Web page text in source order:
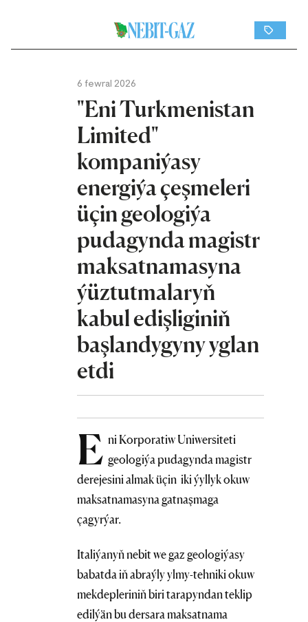
6 fewral 2026
"Eni Turkmenistan
Limited"
kompaniýasy
energiýa çeşmeleri
üçin geologiýa
pudagynda magistr
maksatnamasyna
ýüztutmalaryň
kabul edişliginiň
başlandygyny yglan
etdi
E ni Korporatiw Uniwersiteti
geologiýa pudagynda magistr
derejesini almak üçin iki ýyllyk okuw
maksatnamasyna gatnaşmaga
çagyrýar.
Italiýanyň nebit we gaz geologiýasy
babatda iň abraýly ylmy-tehniki okuw
mekdepleriniň biri tarapyndan teklip
edilýän bu dersara maksatnama